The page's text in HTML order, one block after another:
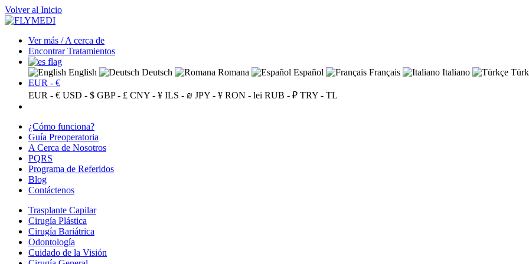
Volver al Inicio
Ver más / A cerca de
Encontrar Tratamientos
English Deutsch Romana Español Français Italiano
EUR - €
EUR - € USD - $ GBP - £ CNY - ¥ ILS - ₪ JPY - ¥ RON - lei RUB - ₽ TRY - TL
¿Cómo funciona?
Guía Preoperatoria
A Cerca de Nosotros
PQRS
Programa de Referidos
Blog
Contáctenos
Trasplante Capilar
Cirugía Plástica
Cirugía Bariátrica
Odontología
Cuidado de la Visión